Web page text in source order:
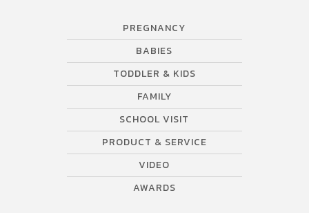
PREGNANCY
BABIES
TODDLER & KIDS
FAMILY
SCHOOL VISIT
PRODUCT & SERVICE
VIDEO
AWARDS